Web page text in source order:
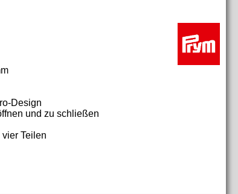
Design
und zu schließen
Teilen